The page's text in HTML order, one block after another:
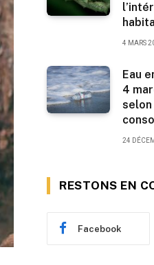
4 MARS
Eau
4
24
RESTONS EN
Facebook